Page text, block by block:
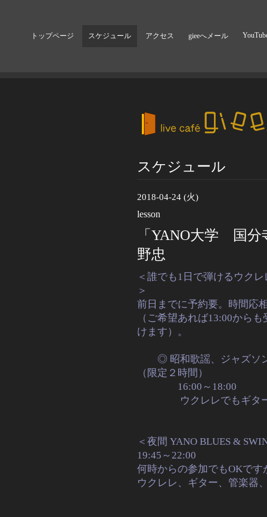
トップページ スケジュール アクセス gieeへメール
スケジュール
2018-04-24 (火)
lesson
「YANO大学 国分
野忠
＜誰でも1日で弾けるウク
＞
前日までに予約要。時間応
（ご希望あれば13:00からも
けます）。
◎ 昭和歌謡、ジャズソ
（限定２時間）
16:00～18:00
ウクレレでもギター
＜夜間 YANO BLUES &
19:45～22:00
何時からの参加でもOKで
ウクレレ、ギター、管楽器